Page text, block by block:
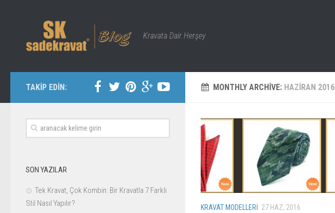
Kravata Dair Herşey
MONTHLY ARCHIVE: HAZIRAN 2016
KRAVAT MODELLERI 27 HAZ, 2016
TAKİP EDİN:
SON YAZILAR
Tek Kravat, Çok Kombin: Bir Kravatla 7 Farklı
Stil Nasıl Yapılır?